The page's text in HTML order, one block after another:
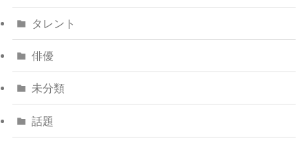
タレント
俳優
未分類
話題